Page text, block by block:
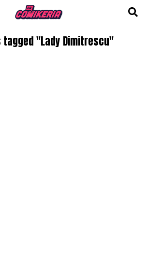
tagged "Lady Dimitrescu"